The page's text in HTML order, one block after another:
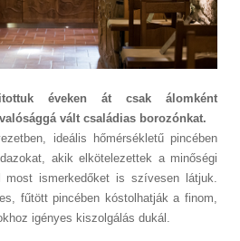
éveken át csak álomként
vált családias borozónkat.
ideális hőmérsékletű pincében
akik elkötelezettek a minőségi
ismerkedőket is szívesen látjuk.
fűtött pincében kóstolhatják a finom,
igényes kiszolgálás dukál.